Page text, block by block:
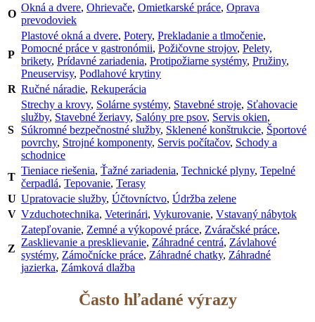
O
Okná a dvere, Ohrievače, Omietkarské práce, Oprava
prevodoviek
P
Plastové okná a dvere, Potery, Prekladanie a tlmočenie,
Pomocné práce v gastronómii, Požičovne strojov, Pelety,
brikety, Prídavné zariadenia, Protipožiarne systémy, Pružiny,
Pneuservisy, Podlahové krytiny
R Ručné náradie, Rekuperácia
S
Strechy a krovy, Solárne systémy, Stavebné stroje, Sťahovacie
služby, Stavebné žeriavy, Salóny pre psov, Servis okien,
Súkromné bezpečnostné služby, Sklenené konštrukcie, Športové
povrchy, Strojné komponenty, Servis počítačov, Schody a
schodnice
T
Tieniace riešenia, Ťažné zariadenia, Technické plyny, Tepelné
čerpadlá, Tepovanie, Terasy
U Upratovacie služby, Účtovníctvo, Údržba zelene
V Vzduchotechnika, Veterinári, Vykurovanie, Vstavaný nábytok
Z
Zatepľovanie, Zemné a výkopové práce, Zváračské práce,
Zasklievanie a presklievanie, Záhradné centrá, Závlahové
systémy, Zámočnícke práce, Záhradné chatky, Záhradné
jazierka, Zámková dlažba
Často hľadané výrazy